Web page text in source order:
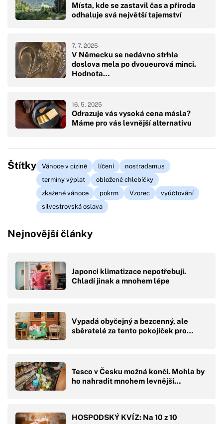
Místa, kde se zastavil čas a příroda
odhaluje svá největší tajemství
V Německu se nedávno strhla
doslova mela po dvoueurová minci.
Hodnota…
7. 7. 2025
Odrazuje vás vysoká cena másla?
Máme pro vás levnější alternativu
16. 5. 2025
Štítky Vánoce v cizině líčení
nostradamus
termíny výplat
obložené chlebíčky
zkažené vánoce
pokrm Vzorec
vyúčtování
silvestrovská oslava
Nejnovější články
Japonci klimatizace nepotřebuji.
Chladí jinak a mnohem lépe
Vypadá obyčejný a bezcenný, ale
sběratelé za tento pokojíček pro…
Tesco v Česku možná končí. Mohla by
ho nahradit mnohem levnější…
HOSPODSKÝ KVÍZ: Na 10 z 10